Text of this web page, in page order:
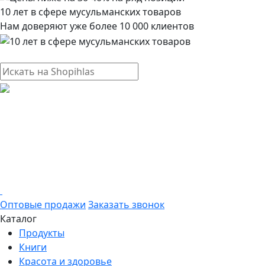
10 лет в сфере мусульманских товаров
Нам доверяют уже более 10 000 клиентов
Оптовые продажи Заказать звонок
Каталог
Продукты
Книги
Красота и здоровье